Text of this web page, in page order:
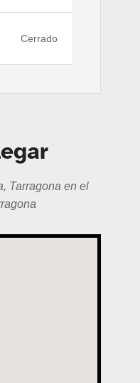
Cerrado
Tarragona en el